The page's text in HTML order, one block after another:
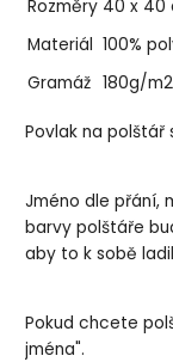
Rozměry 40 x 40
Materiál 100%
Gramáž 180g/m2
Povlak na polštář
Jméno dle přání,
barvy polštáře
aby to k sobě
Pokud chcete
jména".